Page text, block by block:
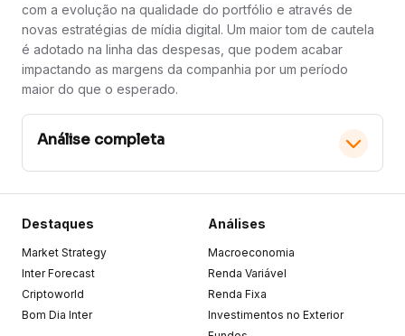
com a evolução na qualidade do portfólio e através de
novas estratégias de mídia digital. Um maior tom de cautela
é adotado na linha das despesas, que podem acabar
impactando as margens da companhia por um período
maior do que o esperado.
Análise completa
Destaque para a deflação
Indicadores Operacionais:Nas vendas em mesmas
lojas (SSS), a companhia apresentou um resultado
totalizando um volume de R$ 5.325 mm (+6% R/E e -1%
t/t) em vendas totais. No indicador de aluguéis em
mesmas lojas (SSR), a brMalls também reportou uma
Destaques
Market Strategy
Inter Forecast
Criptoworld
Bom Dia Inter
Análises
Macroeconomia
Renda Variável
Renda Fixa
Investimentos no Exterior